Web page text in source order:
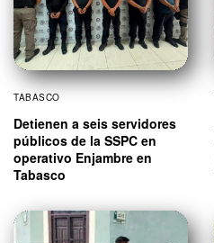
TABASCO
Detienen a seis servidores
públicos de la SSPC en
operativo Enjambre en
Tabasco